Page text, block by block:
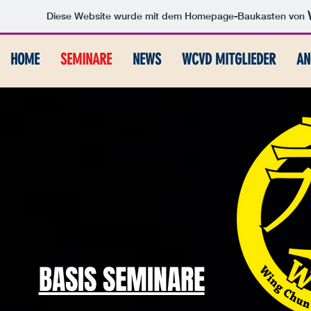
Diese Website wurde mit dem Homepage-Baukasten von
HOME SEMINARE NEWS WCVD MITGLIEDER
BASIS SEMINARE